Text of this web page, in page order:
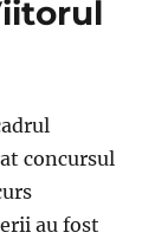
concursul
au fost